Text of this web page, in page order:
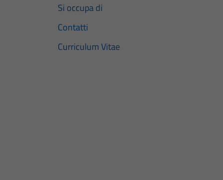
Si occupa di
Contatti
Curriculum Vitae